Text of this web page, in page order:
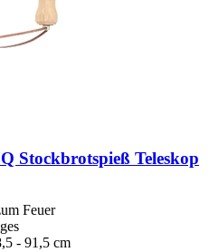
Stockbrotspieß Teleskop
Feuer
- 91,5 cm